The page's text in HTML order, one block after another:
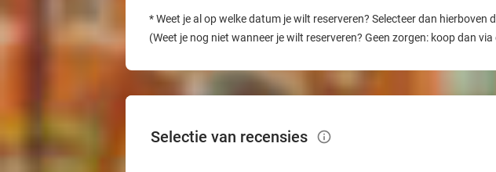
*Weet je al op welke datum je wilt reserveren? Selecteer dan
(Weet je nog niet wanneer je wilt reserveren? Geen zorgen: koop dan via
Selectie van recensies info_outlined